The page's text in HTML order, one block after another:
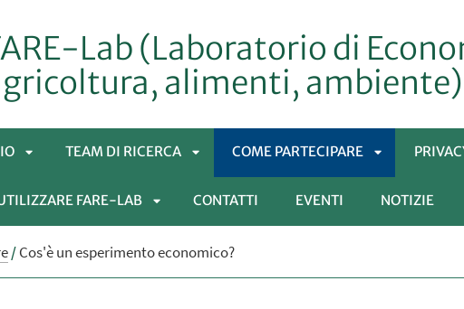
Lab (Laboratorio di
alimenti, ambiente)
APRI
SOTTOMENÙ
TEAM DI RICERCA
APRI
SOTTOMENÙ
COME PARTECIPARE
APRI
FARE-LAB
APRI
CONTATTI EVENTI NOTIZIE
/Cos'è un esperimento economico?